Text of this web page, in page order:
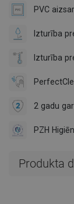
PVC
Izturība
Izturība
2 gadu
PZH
Produkta